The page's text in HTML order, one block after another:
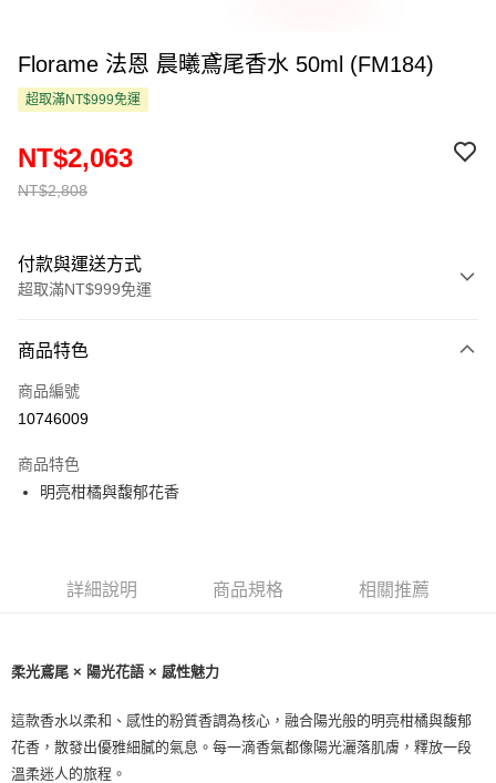
Florame 法恩 晨曦鳶尾香水 50ml (FM184)
超取滿NT$999免運
NT$2,808
NT$2,063
付款與運送方式
超取滿NT$999免運
信用卡一次付款
超商取貨付款
Apple Pay
全家取貨付款
每筆NT$80，滿NT$999(含以上)免運費
商品特色
商品編號
10746009
商品特色
明亮柑橘與馥郁花香
詳細說明 商品規格 相關推薦
柔光鳶尾 × 陽光花語 × 感性魅力
這款香水以柔和、感性的粉質香調為核心，融合陽光般的明亮柑橘與馥郁
花香，散發出優雅細膩的氣息。每一滴香氣都像陽光灑落肌膚，釋放一段
溫柔迷人的旅程。